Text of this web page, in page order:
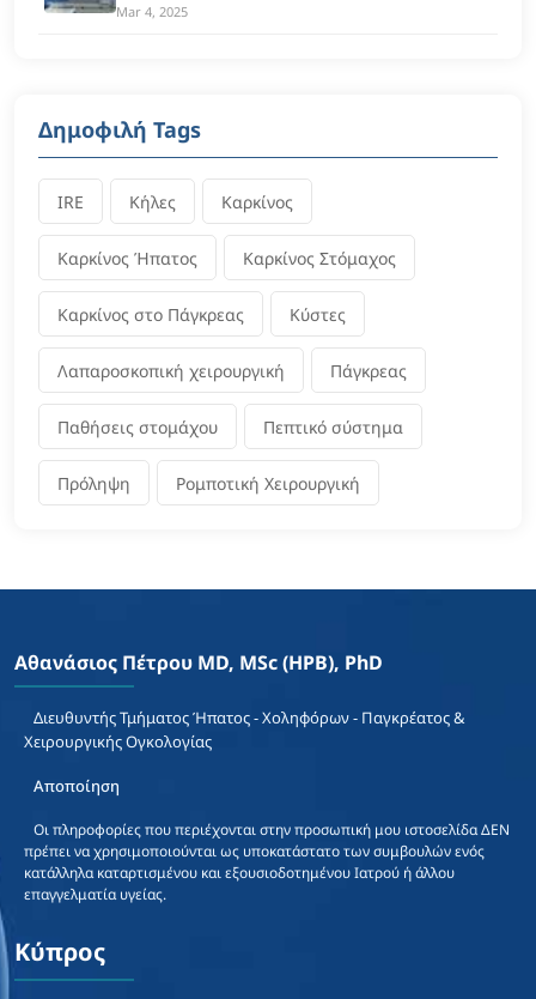
Mar 4, 2025
Δημοφιλή Tags
IRE Κήλες Καρκίνος
Καρκίνος Ήπατος Καρκίνος Στόμαχος
Καρκίνος στο Πάγκρεας Κύστες
Λαπαροσκοπική χειρουργική Πάγκρεας
Παθήσεις στομάχου Πεπτικό σύστημα
Πρόληψη Ρομποτική Χειρουργική
Αθανάσιος Πέτρου MD, MSc (HPB), PhD
Διευθυντής Τμήματος Ήπατος - Χοληφόρων - Παγκρέατος &
Χειρουργικής Ογκολογίας
Αποποίηση
Οι πληροφορίες που περιέχονται στην προσωπική μου ιστοσελίδα ΔΕΝ
πρέπει να χρησιμοποιούνται ως υποκατάστατο των συμβουλών ενός
κατάλληλα καταρτισμένου και εξουσιοδοτημένου Ιατρού ή άλλου
επαγγελματία υγείας.
Κύπρος